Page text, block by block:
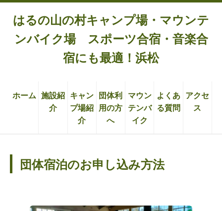
はるの山の村キャンプ場・マウンテ
ンバイク場 スポーツ合宿・音楽合
宿にも最適！浜松
ホーム 施設紹
介
キャン
プ場紹
介
団体利
用の方
へ
マウン
テンバ
イク
よくあ
る質問
アクセ
ス
団体宿泊のお申し込み方法